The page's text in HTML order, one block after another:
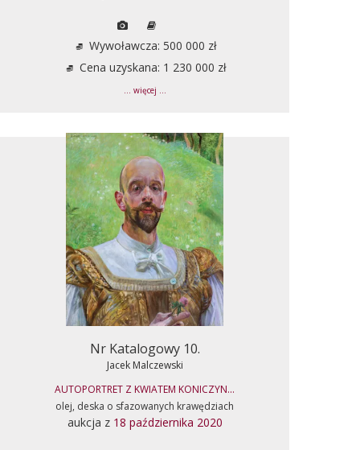
Wywoławcza: 500 000 zł
Cena uzyskana: 1 230 000 zł
... więcej ...
Nr Katalogowy 10.
Jacek Malczewski
AUTOPORTRET Z KWIATEM KONICZYN...
olej, deska o sfazowanych krawędziach
aukcja z 18 października 2020